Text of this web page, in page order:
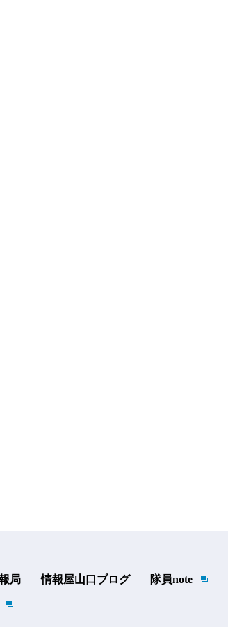
局 情報屋山口ブログ 隊員note